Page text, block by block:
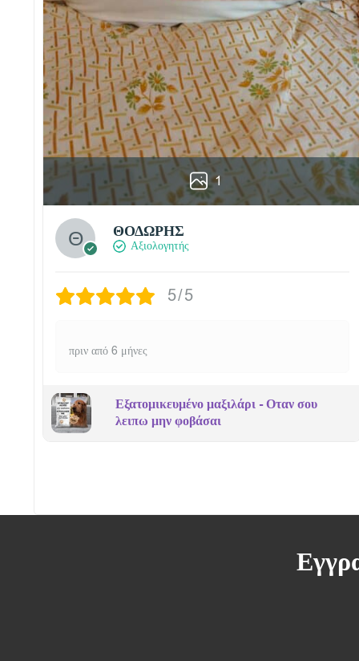
1
ΘΟΔΩΡΗΣ
Αξιολογητής
5/5
πριν από 6 μήνες
Εξατομικευμένο μαξιλάρι - Οταν σου
λειπω μην φοβάσαι